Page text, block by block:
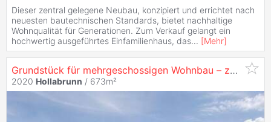
Dieser zentral gelegene Neubau, konzipiert und errichtet nach
neuesten bautechnischen Standards, bietet nachhaltige
Wohnqualität für Generationen. Zum Verkauf gelangt ein
hochwertig ausgeführtes Einfamilienhaus, das... [Mehr]
Grundstück für mehrgeschossigen Wohnbau – zentrale Lage
2020 Hollabrunn / 673m²